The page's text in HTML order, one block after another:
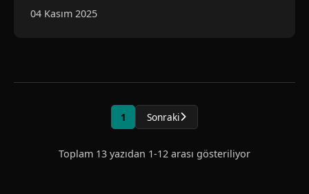
04 Kasım 2025
1 Sonraki
Toplam 13 yazıdan 1-12 arası gösteriliyor